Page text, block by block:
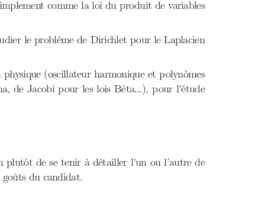
comme la loi du produit de variables
le problème de Dirichlet pour le Laplacien
(oscillateur harmonique et polynômes
de Jacobi pour les lois Bêta...), pour l’étude
plutôt de se tenir à détailler l’un ou l’autre de
goûts du candidat.